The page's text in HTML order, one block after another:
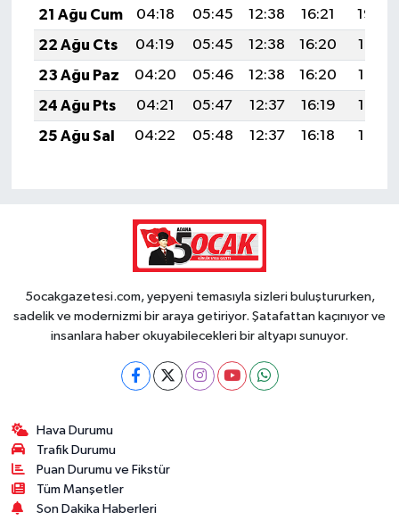
21 Ağu Cum 04:18 05:45 12:38 16:21
19:22
22 Ağu Cts
04:19 05:45 12:38 16:20
19:21
23 Ağu Paz
04:20 05:46 12:38 16:20
19:19
24 Ağu Pts
04:21 05:47 12:37 16:19
19:18
25 Ağu Sal
04:22 05:48 12:37 16:18 19:17
5ocakgazetesi.com, yepyeni temasıyla sizleri buluştururken,
sadelik ve modernizmi bir araya getiriyor. Şatafattan kaçınıyor ve
insanlara haber okuyabilecekleri bir altyapı sunuyor.
Hava Durumu
Trafik Durumu
Puan Durumu ve Fikstür
Tüm Manşetler
Son Dakika Haberleri